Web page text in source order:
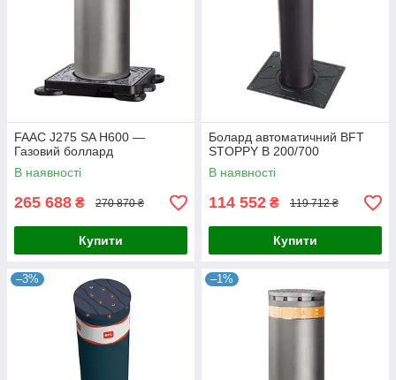
FAAC J275 SA H600 —
Газовий боллард
В наявності
265 688 ₴ 270 870 ₴
Купити
Болард автоматичний BFT
STOPPY B 200/700
В наявності
114 552 ₴ 119 712 ₴
Купити
–3% –1%